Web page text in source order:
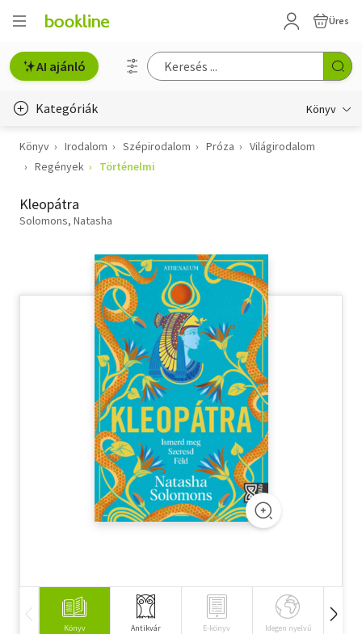
Üres
AI ajánló
Kategóriák Könyv
Életmód, egészség
Gyermek- és ifjúsági
Hobbi, szabadidő
Szótár, nyelvkönyv
Tankönyv, segédkönyv
Társadalomtudomány
Természettudomány
Könyv Irodalom Szépirodalom Próza
Világirodalom
Regények
Történelmi
Kleopátra
Solomons, Natasha
Könyv Antikvár E-könyv Idegen nyelvű